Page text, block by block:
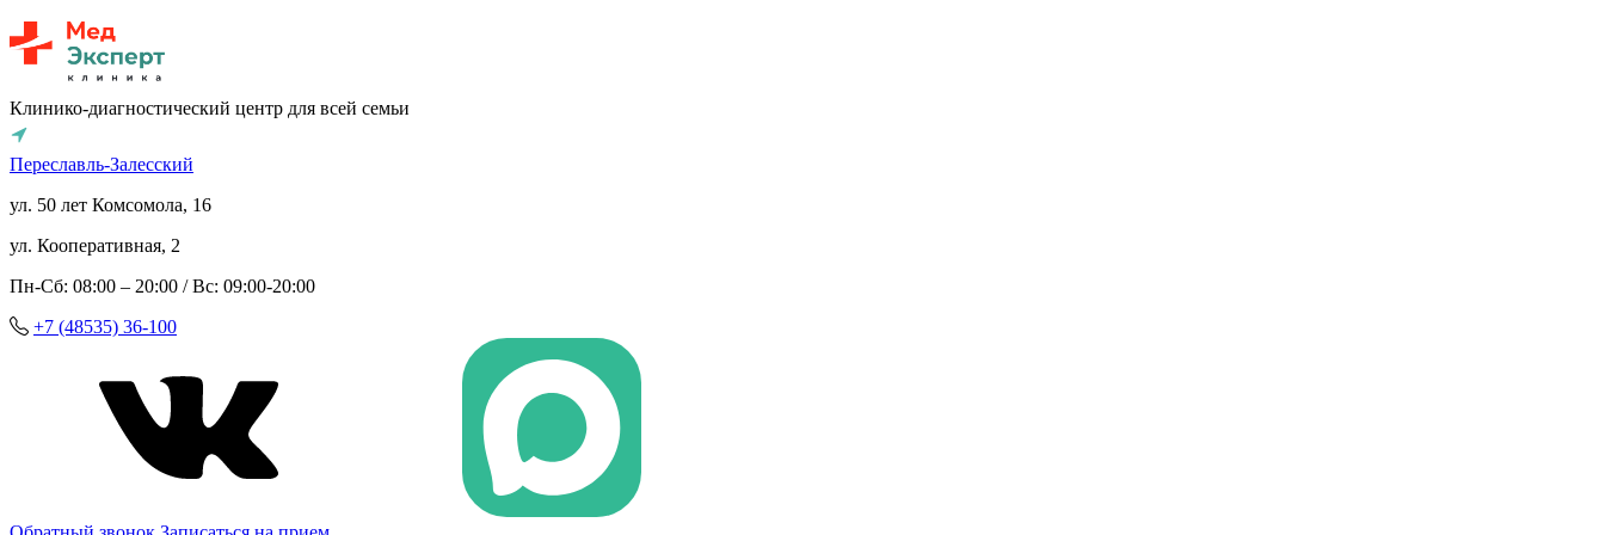
Клинико-диагностический центр для всей семьи
Переславль-Залесский
ул. 50 лет Комсомола, 16
ул. Кооперативная, 2
Пн-Сб: 08:00 – 20:00 / Вс: 09:00-20:00
+7 (48535) 36-100